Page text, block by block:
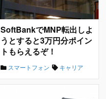
SoftBankでMNP転出しよ
うとすると3万円分ポイン
トもらえるぞ！
スマートフォン キャリア